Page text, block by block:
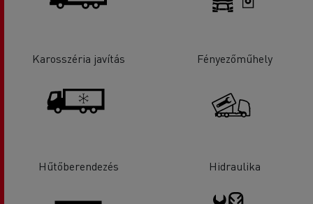
Karosszéria javítás Fényezőműhely
Hűtőberendezés Hidraulika